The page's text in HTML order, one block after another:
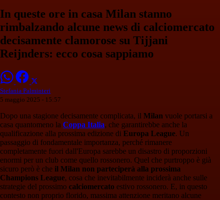
In queste ore in casa Milan stanno
rimbalzando alcune news di calciomercato
decisamente clamorose su Tijjani
Reijnders: ecco cosa sappiamo
Stefania Palminteri
5 maggio 2025 - 15:57
Dopo una stagione decisamente complicata, il Milan vuole portarsi a
casa quantomeno la Coppa Italia, che garantirebbe anche la
qualificazione alla prossima edizione di Europa League. Un
passaggio di fondamentale importanza, perché rimanere
completamente fuori dall'Europa sarebbe un disastro di proporzioni
enormi per un club come quello rossonero. Quel che purtroppo è già
sicuro però è che il Milan non parteciperà alla prossima
Champions League, cosa che inevitabilmente inciderà anche sulle
strategie del prossimo calciomercato estivo rossonero. E, in questo
contesto non proprio florido, massima attenzione meritano alcune